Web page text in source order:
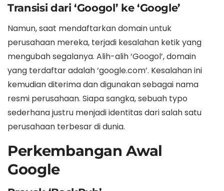
Transisi dari ‘Googol’ ke ‘Google’
Namun, saat mendaftarkan domain untuk
perusahaan mereka, terjadi kesalahan ketik yang
mengubah segalanya. Alih-alih ‘Googol’, domain
yang terdaftar adalah ‘google.com’. Kesalahan ini
kemudian diterima dan digunakan sebagai nama
resmi perusahaan. Siapa sangka, sebuah typo
sederhana justru menjadi identitas dari salah satu
perusahaan terbesar di dunia.
Perkembangan Awal
Google